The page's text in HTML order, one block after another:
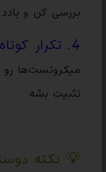
بررسی کن و
4. تکرار کوتاه:
میکروتست‌ها رو
تثبیت بشه
💡 نکته